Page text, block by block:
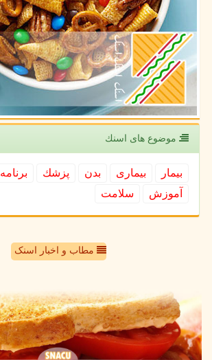
موضوع های اسنك
بیمار بیماری بدن پزشك برنامه
آموزش
سلامت
مطاب و اخبار اسنک